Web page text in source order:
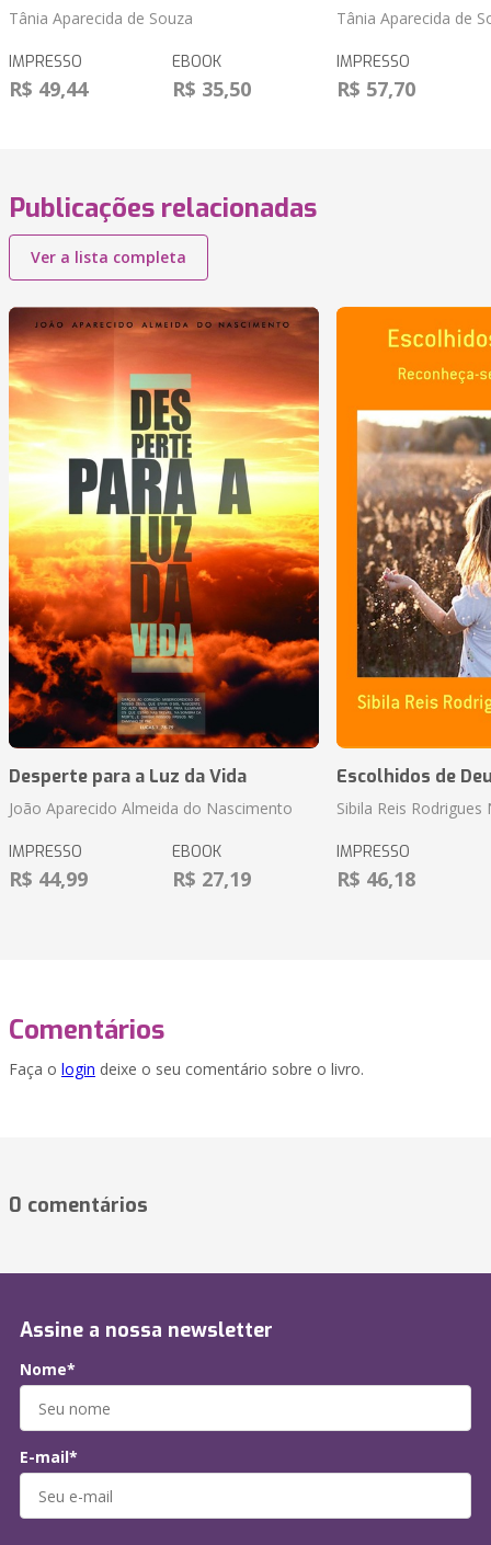
Tânia Aparecida de Souza
IMPRESSO
R$ 49,44
EBOOK
R$ 35,50
Tânia Aparecida de
IMPRESSO
R$ 57,70
Publicações relacionadas
Ver a lista completa
Desperte para a Luz da Vida
João Aparecido Almeida do Nascimento
IMPRESSO
R$ 44,99
EBOOK
R$ 27,19
Escolhidos de
Sibila Reis
IMPRESSO
R$ 46,18
Comentários
Faça o login deixe o seu comentário sobre o livro.
0 comentários
Assine a nossa newsletter
Nome*
E-mail*